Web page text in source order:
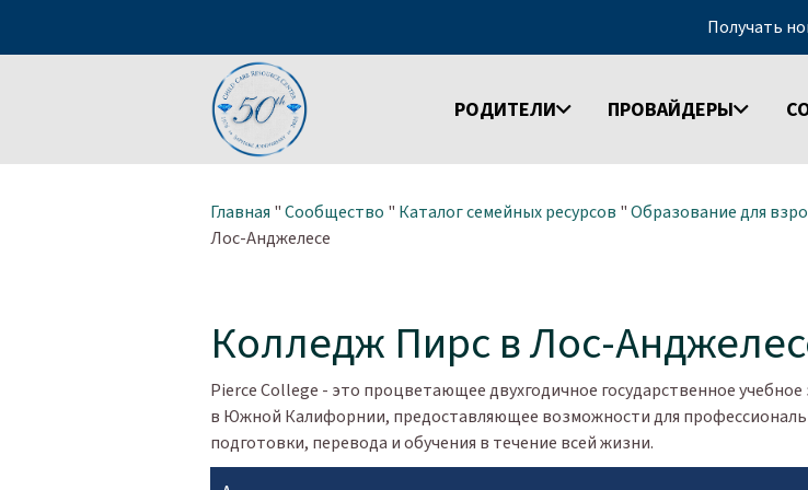
Получать
РОДИТЕЛИ ПРОВАЙДЕРЫ
Главная "Сообщество " Каталог семейных ресурсов "Образование для
Лос-Анджелесе
Колледж Пирс в Лос-
Pierce College - это процветающее двухгодичное государственное учебное
в Южной Калифорнии, предоставляющее возможности для
подготовки, перевода и обучения в течение всей жизни.